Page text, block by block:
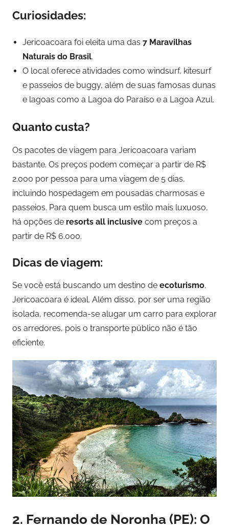
Curiosidades:
Jericoacoara foi eleita uma das 7 Maravilhas
Naturais do Brasil.
O local oferece atividades como windsurf, kitesurf
e passeios de buggy, além de suas famosas dunas
e lagoas como a Lagoa do Paraíso e a Lagoa Azul.
Quanto custa?
Os pacotes de viagem para Jericoacoara variam
bastante. Os preços podem começar a partir de R$
2.000 por pessoa para uma viagem de 5 dias,
incluindo hospedagem em pousadas charmosas e
passeios. Para quem busca um estilo mais luxuoso,
há opções de resorts all inclusive com preços a
partir de R$ 6.000.
Dicas de viagem:
Se você está buscando um destino de ecoturismo,
Jericoacoara é ideal. Além disso, por ser uma região
isolada, recomenda-se alugar um carro para explorar
os arredores, pois o transporte público não é tão
eficiente.
2. Fernando de Noronha (PE): O